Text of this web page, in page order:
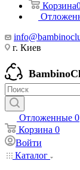
Корзина
г. Киев
Отложенные 0
Корзина 0
Войти
Каталог